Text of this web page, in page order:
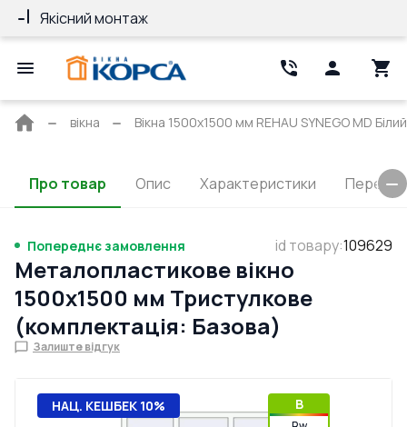
Якісний монтаж
Головна
вікна Вікна 1500x1500 мм REHAU SYNEGO MD
Про товар Опис Характеристики
Попереднє замовлення id товару:109629
Металопластикове вікно
1500x1500 мм Тристулкове
(комплектація: Базова)
Залиште відгук
НАЦ. КЕШБЕК 10% B